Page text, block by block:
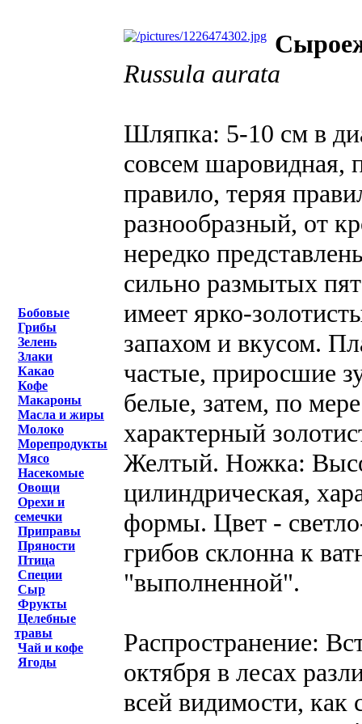
Бобовые
Грибы
Зелень
Злаки
Какао
Кофе
Макароны
Масла и жиры
Молоко
Морепродукты
Мясо
Насекомые
Овощи
Орехи и
семечки
Приправы
Пряности
Птица
Специи
Сыр
Фрукты
Целебные
травы
Чай и кофе
Ягоды
Russula aurata
Шляпка: 5-10 см в
совсем шаровидная,
правило, теряя
разнообразный, от
нередко
сильно размытых
имеет ярко-
запахом и вкусом.
частые, приросшие
белые, затем, по
характерный
Желтый. Ножка:
цилиндрическая,
формы. Цвет -
грибов склонна к
"выполненной".
Распространение:
октября в лесах
всей видимости,